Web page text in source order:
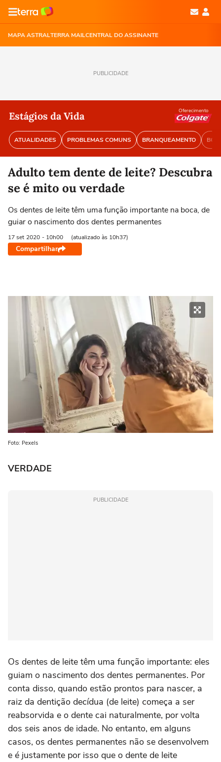
MAPA ASTRALTERRA MAILCENTRAL DO ASSINANTE
PUBLICIDADE
Estágios da Vida
ATUALIDADES PROBLEMAS COMUNS BRANQUEAMENTO BOA
Oferecimento
Adulto tem dente de leite? Descubra
se é mito ou verdade
Os dentes de leite têm uma função importante na boca, de
guiar o nascimento dos dentes permanentes
17 set 2020 - 10h00 (atualizado às 10h37)
Compartilhar
Foto: Pexels
VERDADE
PUBLICIDADE
Os dentes de leite têm uma função importante: eles
guiam o nascimento dos dentes permanentes. Por
conta disso, quando estão prontos para nascer, a
raiz da dentição decídua (de leite) começa a ser
reabsorvida e o dente cai naturalmente, por volta
dos seis anos de idade. No entanto, em alguns
casos, os dentes permanentes não se desenvolvem
e é justamente por isso que o dente de leite